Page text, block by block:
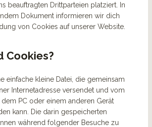
beauftragten Drittparteien platziert. In
Dokument informieren wir dich
von Cookies auf unserer Website.
Cookies?
einfache kleine Datei, die gemeinsam
Internetadresse versendet und vom
PC oder einem anderen Gerät
kann. Die darin gespeicherten
während folgender Besuche zu